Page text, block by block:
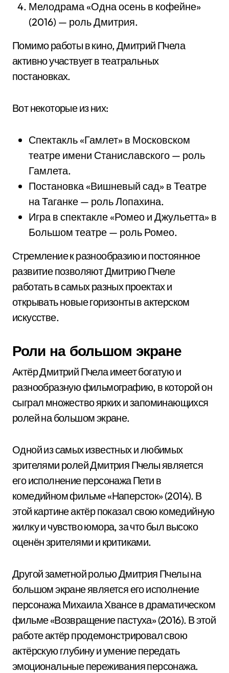
Мелодрама «Одна осень в кофейне»
(2016) — роль Дмитрия.
Помимо работы в кино, Дмитрий Пчела
активно участвует в театральных
постановках.
Вот некоторые из них:
Спектакль «Гамлет» в Московском
театре имени Станиславского — роль
Гамлета.
Постановка «Вишневый сад» в Театре
на Таганке — роль Лопахина.
Игра в спектакле «Ромео и Джульетта» в
Большом театре — роль Ромео.
Стремление к разнообразию и постоянное
развитие позволяют Дмитрию Пчеле
работать в самых разных проектах и
открывать новые горизонты в актерском
искусстве.
Роли на большом экране
Актёр Дмитрий Пчела имеет богатую и
разнообразную фильмографию, в которой он
сыграл множество ярких и запоминающихся
ролей на большом экране.
Одной из самых известных и любимых
зрителями ролей Дмитрия Пчелы является
его исполнение персонажа Пети в
комедийном фильме «Наперсток» (2014). В
этой картине актёр показал свою комедийную
жилку и чувство юмора, за что был высоко
оценён зрителями и критиками.
Другой заметной ролью Дмитрия Пчелы на
большом экране является его исполнение
персонажа Михаила Хвансе в драматическом
фильме «Возвращение пастуха» (2016). В этой
работе актёр продемонстрировал свою
актёрскую глубину и умение передать
эмоциональные переживания персонажа.